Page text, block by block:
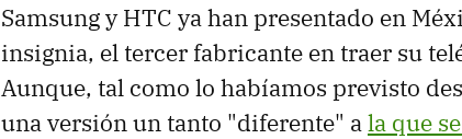
Samsung y HTC ya han presentado en
insignia, el tercer fabricante en traer su
Aunque, tal como lo habíamos previsto
una versión un tanto "diferente" ala que